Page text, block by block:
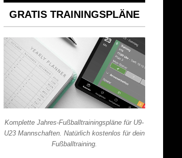
GRATIS TRAININGSPLÄNE
Komplette Jahres-Fußballtrainingspläne für U9-
U23 Mannschaften. Natürlich kostenlos für dein
Fußballtraining.